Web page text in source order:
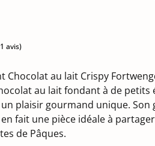
(1 avis)
Chocolat au lait Crispy
au lait fondant à de petits
plaisir gourmand unique. Son
fait une pièce idéale à
de Pâques.